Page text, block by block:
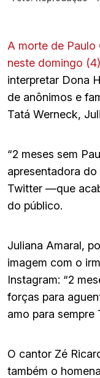
A morte de Paulo
neste domingo (4)
interpretar Dona
de anônimos e
Tatá Werneck,
“2 meses sem
apresentadora do
Twitter —que
do público.
Juliana Amaral,
imagem com o
Instagram: “2
forças para
amo para sempre
O cantor Zé
também o